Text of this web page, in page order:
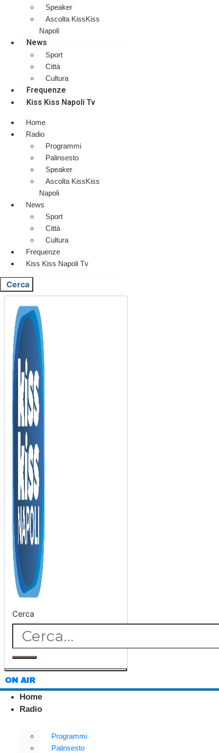
Speaker
Ascolta KissKiss
Napoli
News
Sport
Città
Cultura
Frequenze
Kiss Kiss Napoli Tv
Home
Radio
Programmi
Palinsesto
Speaker
Ascolta KissKiss
Napoli
News
Sport
Città
Cultura
Frequenze
Kiss Kiss Napoli Tv
Cerca
Cerca
ON AIR
Home
Radio
Programmi
Palinsesto